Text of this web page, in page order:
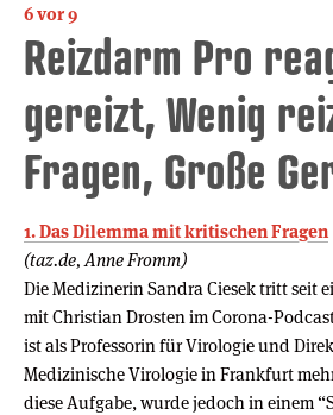
6 vor 9
Reizdarm Pro
gereizt, Wenig
Fragen, Große
1. Das Dilemma mit kritischen Fragen
(taz.de, Anne Fromm)
Die Medizinerin Sandra Ciesek tritt seit
mit Christian Drosten im Corona-
ist als Professorin für Virologie und
Medizinische Virologie in Frankfurt
diese Aufgabe, wurde jedoch in einem